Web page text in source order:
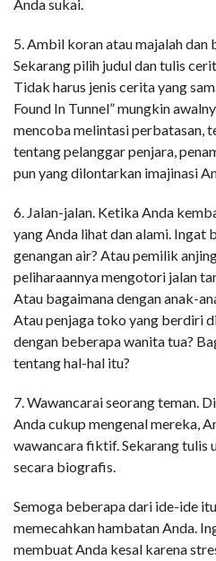
Anda sukai.
5. Ambil koran atau majalah dan
Sekarang pilih judul dan tulis
Tidak harus jenis cerita yang
Found In Tunnel” mungkin
mencoba melintasi perbatasan,
tentang pelanggar penjara,
pun yang dilontarkan imajinasi
6. Jalan-jalan. Ketika Anda
yang Anda lihat dan alami. Ingat
genangan air? Atau pemilik
peliharaannya mengotori jalan
Atau bagaimana dengan anak-
Atau penjaga toko yang berdiri
dengan beberapa wanita tua?
tentang hal-hal itu?
7. Wawancarai seorang teman.
Anda cukup mengenal mereka,
wawancara fiktif. Sekarang tulis
secara biografis.
Semoga beberapa dari ide-ide
memecahkan hambatan Anda.
membuat Anda kesal karena